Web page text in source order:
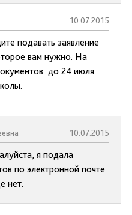
10.07.2015
подавать заявление
вам нужно. На
до 24 июля
10.07.2015
я подала
по электронной почте
нет.